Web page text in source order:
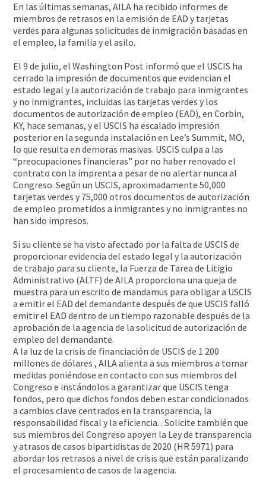
En las últimas semanas, AILA ha recibido informes de
miembros de retrasos en la emisión de EAD y tarjetas
verdes para algunas solicitudes de inmigración basadas en
el empleo, la familia y el asilo.
El 9 de julio, el Washington Post informó que el USCIS ha
cerrado la impresión de documentos que evidencian el
estado legal y la autorización de trabajo para inmigrantes
y no inmigrantes, incluidas las tarjetas verdes y los
documentos de autorización de empleo (EAD), en Corbin,
KY, hace semanas, y el USCIS ha escalado impresión
posterior en la segunda instalación en Lee’s Summit, MO,
lo que resulta en demoras masivas. USCIS culpa a las
“preocupaciones financieras” por no haber renovado el
contrato con la imprenta a pesar de no alertar nunca al
Congreso. Según un USCIS, aproximadamente 50,000
tarjetas verdes y 75,000 otros documentos de autorización
de empleo prometidos a inmigrantes y no inmigrantes no
han sido impresos.
Si su cliente se ha visto afectado por la falta de USCIS de
proporcionar evidencia del estado legal y la autorización
de trabajo para su cliente, la Fuerza de Tarea de Litigio
Administrativo (ALTF) de AILA proporciona una queja de
muestra para un escrito de mandamus para obligar a USCIS
a emitir el EAD del demandante después de que USCIS falló
emitir el EAD dentro de un tiempo razonable después de la
aprobación de la agencia de la solicitud de autorización de
empleo del demandante.
A la luz de la crisis de financiación de USCIS de 1.200
millones de dólares , AILA alienta a sus miembros a tomar
medidas poniéndose en contacto con sus miembros del
Congreso e instándolos a garantizar que USCIS tenga
fondos, pero que dichos fondos deben estar condicionados
a cambios clave centrados en la transparencia, la
responsabilidad fiscal y la eficiencia. . Solicite también que
sus miembros del Congreso apoyen la Ley de transparencia
y atrasos de casos bipartidistas de 2020 (HR 5971) para
abordar los retrasos a nivel de crisis que están paralizando
el procesamiento de casos de la agencia.